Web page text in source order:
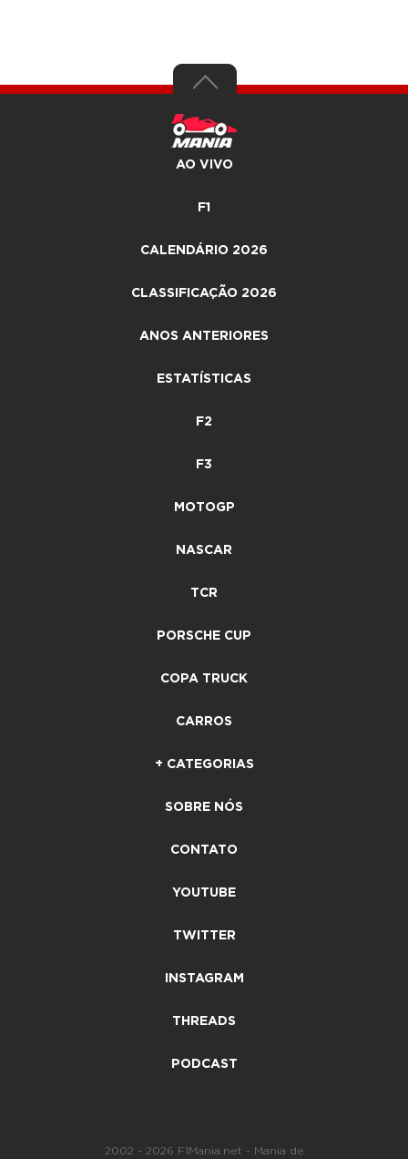
AO VIVO
F1
CALENDÁRIO 2026
CLASSIFICAÇÃO 2026
ANOS ANTERIORES
ESTATÍSTICAS
F2
F3
MOTOGP
NASCAR
TCR
PORSCHE CUP
COPA TRUCK
CARROS
+ CATEGORIAS
SOBRE NÓS
CONTATO
YOUTUBE
TWITTER
INSTAGRAM
THREADS
PODCAST
2002 - 2026 F1Mania.net - Mania de